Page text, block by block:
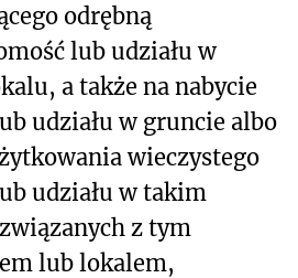
odrębną
lub udziału w
a także na nabycie
udziału w gruncie albo
wieczystego
udziału w takim
z tym
lub lokalem,